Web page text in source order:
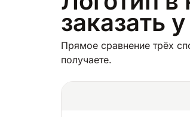
заказать
Прямое сравнение трёх
получаете.